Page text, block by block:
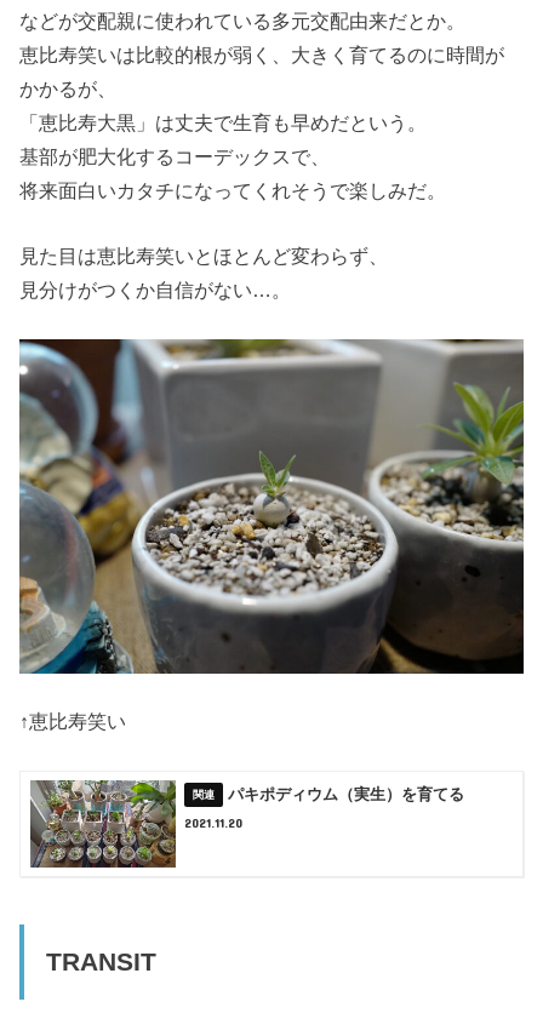
などが交配親に使われている多元交配由来だとか。
恵比寿笑いは比較的根が弱く、大きく育てるのに時間が
かかるが、
「恵比寿大黒」は丈夫で生育も早めだという。
基部が肥大化するコーデックスで、
将来面白いカタチになってくれそうで楽しみだ。
見た目は恵比寿笑いとほとんど変わらず、
見分けがつくか自信がない…。
↑恵比寿笑い
パキポディウム（実生）を育てる
2021.11.20
TRANSIT